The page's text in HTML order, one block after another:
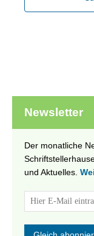
Newsletter
Der monatliche
und Aktuelles.